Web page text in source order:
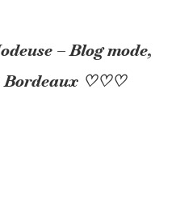
– Blog mode,
Bordeaux ♡♡♡